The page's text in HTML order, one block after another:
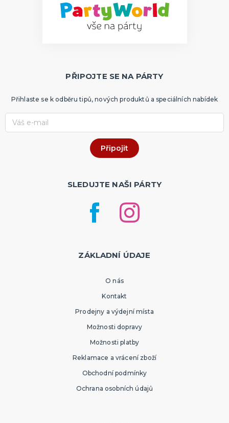
PŘIPOJTE SE NA PÁRTY
Přihlaste se k odběru tipů, nových produktů a speciálních nabídek
SLEDUJTE NAŠI PÁRTY
ZÁKLADNÍ ÚDAJE
O nás
Kontakt
Prodejny a výdejní místa
Možnosti dopravy
Možnosti platby
Reklamace a vrácení zboží
Obchodní podmínky
Ochrana osobních údajů